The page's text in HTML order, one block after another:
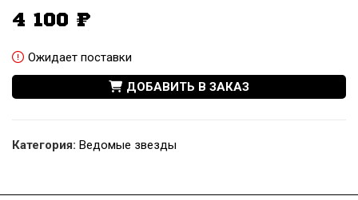
4 100 ₽
Ожидает поставки
ДОБАВИТЬ В ЗАКАЗ
Категория: Ведомые звезды